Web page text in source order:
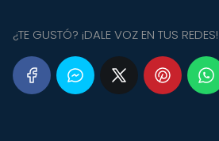
¿TE GUSTÓ? ¡DALE VOZ EN TUS REDES!